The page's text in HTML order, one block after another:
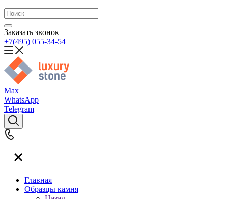
Заказать звонок
+7(495) 055-34-54
Max
WhatsApp
Telegram
Главная
Образцы камня